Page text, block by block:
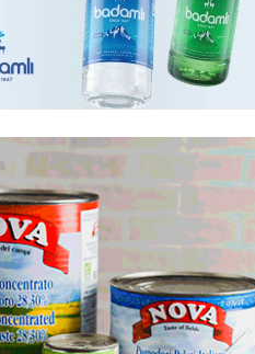
194
görə rüşvət alan vəzifəli
məhkəməsi BAŞLAYIR
199
şənliyində yaralanan rus
öldü – VİDEO
- 17:30 311